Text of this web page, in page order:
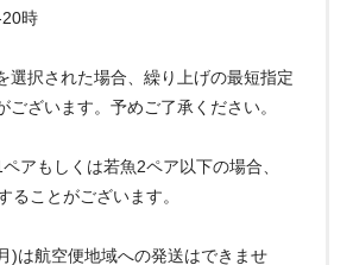
時
選択された場合、繰り上げの最短指定
ございます。予めご了承ください。
アもしくは若魚2ペア以下の場合、
ることがございます。
)は航空便地域への発送はできませ